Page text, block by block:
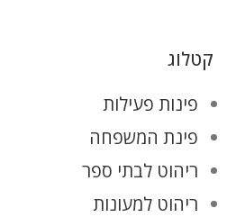
קטלוג
פינות פעילות
פינת המשפחה
ריהוט לבתי ספר
ריהוט למעונות